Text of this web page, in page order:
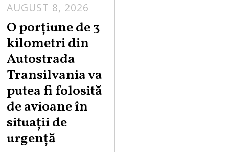
AUGUST 8, 2026
U
G
T
8
O porțiune de 3
kilometri din
Autostrada
Transilvania va
putea fi folosită
de avioane în
situații de
urgență